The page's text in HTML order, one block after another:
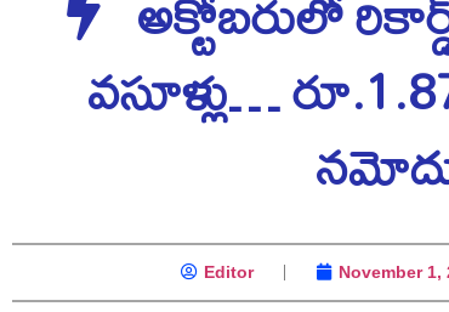
వసూళ్లు…
Editor November 1,